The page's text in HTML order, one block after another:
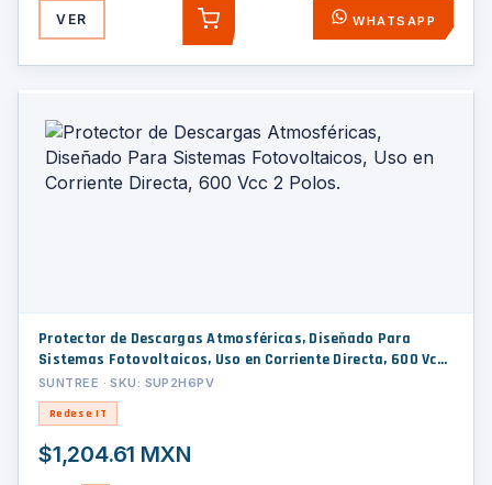
VER AGREGAR WHATSAPP
Protector de Descargas Atmosféricas, Diseñado Para
Sistemas Fotovoltaicos, Uso en Corriente Directa, 600 Vcc
2 Polos.
SUNTREE · SKU: SUP2H6PV
Redes e IT
$1,204.61 MXN